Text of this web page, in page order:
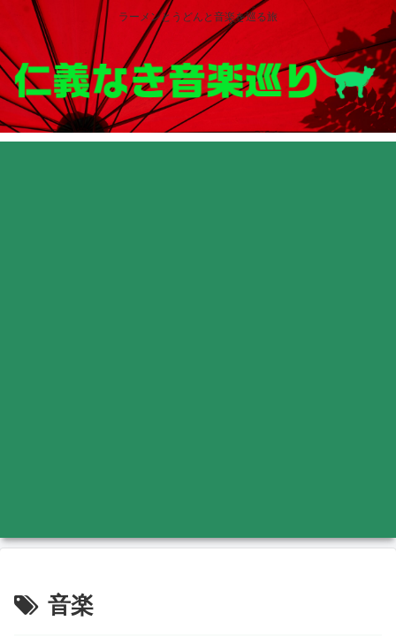
ラーメンとうどんと音楽を巡る旅
音楽